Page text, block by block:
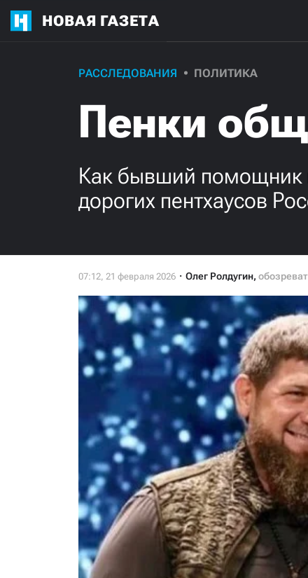
НОВАЯ ГАЗЕТА
РАССЛЕДОВАНИЯ ПОЛИТИКА
Пенки
Как бывший помощник
дорогих пентхаусов
Олег Ролдугин,